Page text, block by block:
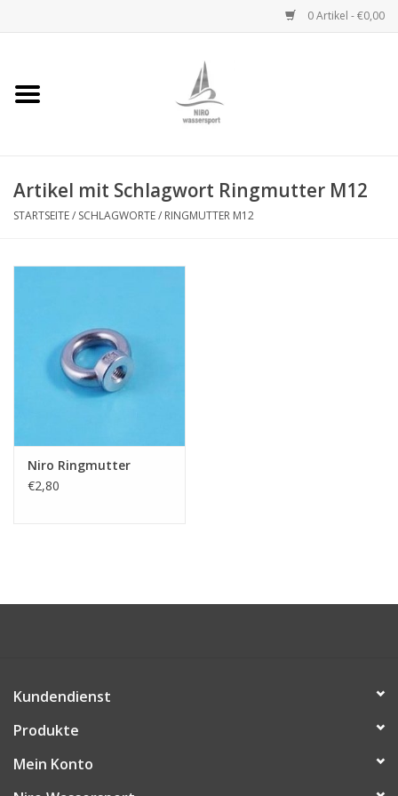
0 Artikel - €0,00
Startseite
Niro Ketten
Wantenseile
Niro Deckbeschläge
Niro Drahtseilspanner
Artikel mit Schlagwort Ringmutter M12
STARTSEITE/ SCHLAGWORTE/ RINGMUTTER M12
Niro Ringmutter
€2,80
Kundendienst
Produkte
Mein Konto